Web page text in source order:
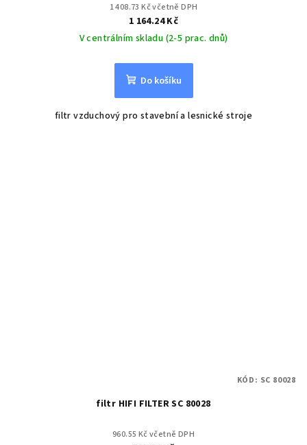
1 408.73 Kč včetně DPH
1 164.24 Kč
V centrálním skladu (2-5 prac. dnů)
Do košíku
filtr vzduchový pro stavební a lesnické stroje
filtr HIFI FILTER SC 80028
960.55 Kč včetně DPH
KÓD: SC 80028